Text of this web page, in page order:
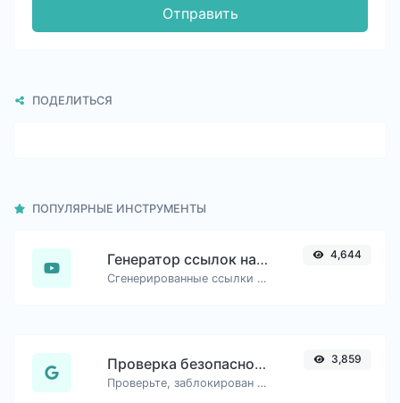
Отправить
ПОДЕЛИТЬСЯ
ПОПУЛЯРНЫЕ ИНСТРУМЕНТЫ
Генератор ссылок на временные метки YouTube
Сгенерированные ссылки на YouTube с точным временем начала, полезные для мобильных пользователей.
4,644
Проверка безопасного URL
Проверьте, заблокирован ли URL и помечен ли он как безопасный/опасный Google.
3,859